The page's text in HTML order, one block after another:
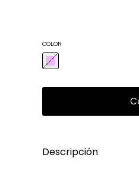
COLOR
Descripción